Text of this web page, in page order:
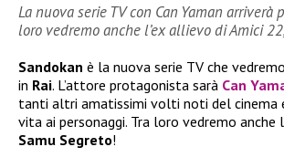
La nuova serie TV con Can Yaman arriverà
loro vedremo anche l’ex allievo di Amici
Sandokan è la nuova serie TV che
in Rai. L’attore protagonista sarà Can
tanti altri amatissimi volti noti del cinema
vita ai personaggi. Tra loro vedremo anche
Samu Segreto!